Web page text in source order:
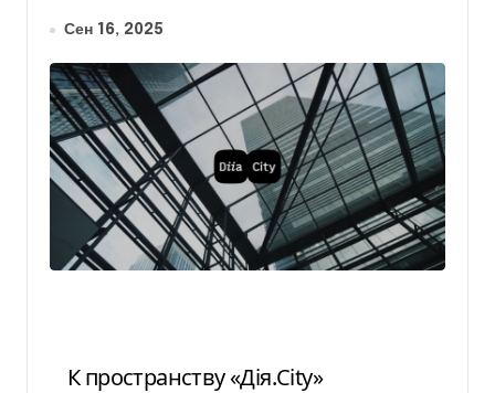
Сен 16, 2025
К пространству «Дія.City»